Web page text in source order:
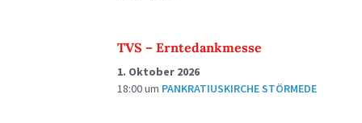
TVS – Erntedankmesse
1. Oktober 2026
18:00um PANKRATIUSKIRCHE STÖRMEDE